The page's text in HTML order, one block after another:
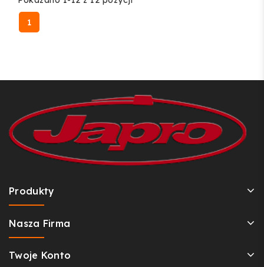
1
Produkty
Nasza Firma
Twoje Konto